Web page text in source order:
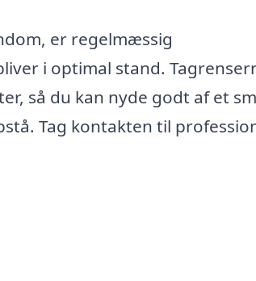
er regelmæssig
i optimal stand.
så du kan nyde godt af et
Tag kontakten til